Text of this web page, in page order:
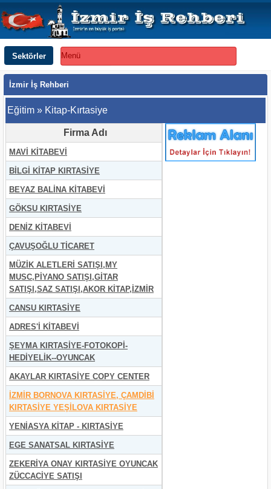
Sektörler Menü
İzmir İş Rehberi
Eğitim » Kitap-Kırtasiye
Firma Adı
MAVİ KİTABEVİ
BİLGİ KİTAP KIRTASİYE
BEYAZ BALİNA KİTABEVİ
GÖKSU KIRTASİYE
DENİZ KİTABEVİ
ÇAVUŞOĞLU TİCARET
MÜZİK ALETLERİ SATIŞI,MY
MUSC,PİYANO SATIŞI,GİTAR
SATIŞI,SAZ SATIŞI,AKOR KİTAP,İZMİR
CANSU KIRTASİYE
ADRES'İ KİTABEVİ
ŞEYMA KIRTASİYE-FOTOKOPİ-
HEDİYELİK--OYUNCAK
AKAYLAR KIRTASİYE COPY CENTER
İZMİR BORNOVA KIRTASİYE, ÇAMDİBİ
KIRTASİYE YEŞİLOVA KIRTASİYE
YENİASYA KİTAP - KIRTASİYE
EGE SANATSAL KIRTASİYE
ZEKERİYA ONAY KIRTASİYE OYUNCAK
ZÜCCACİYE SATIŞI